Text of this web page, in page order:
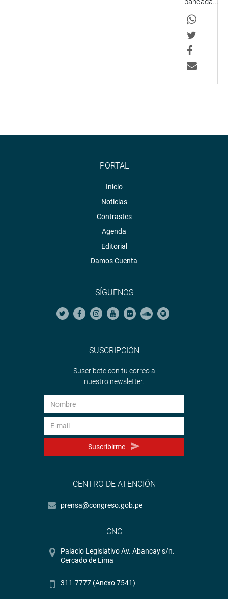
PORTAL
Inicio
Noticias
Contrastes
Agenda
Editorial
Damos Cuenta
SÍGUENOS
SUSCRIPCIÓN
Suscríbete con tu correo a
nuestro newsletter.
Suscribirme
CENTRO DE ATENCIÓN
prensa@congreso.gob.pe
CNC
Palacio Legislativo Av. Abancay s/n.
Cercado de Lima
311-7777 (Anexo 7541)